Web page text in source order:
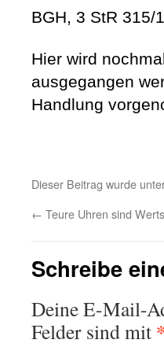
BGH, 3 StR 315/
Hier wird
ausgegangen
Handlung
Dieser Beitrag wurde
← Teure Uhren sind
Schreibe
Deine E-Mail-
Felder sind mit